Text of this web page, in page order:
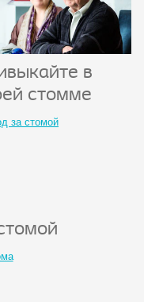
в
стомме
за стомой